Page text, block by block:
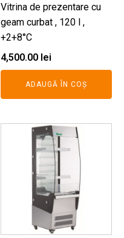
Vitrina de prezentare cu
geam curbat , 120 l ,
+2+8°C
4,500.00 lei
ADAUGĂ ÎN COȘ